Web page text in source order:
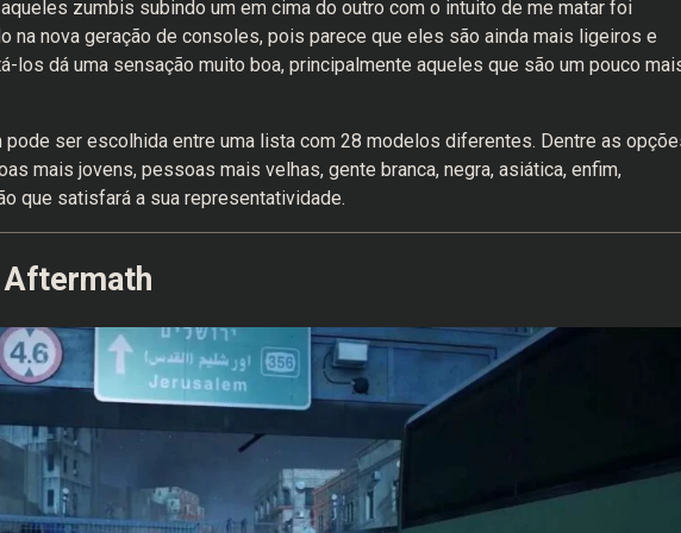
zumbis subindo um em cima do outro com o intuito de me matar foi
na nova geração de consoles, pois parece que eles são ainda mais ligeiros e
los dá uma sensação muito boa, principalmente aqueles que são um pouco
pode ser escolhida entre uma lista com 28 modelos diferentes. Dentre as
mais jovens, pessoas mais velhas, gente branca, negra, asiática, enfim,
que satisfará a sua representatividade.
Aftermath